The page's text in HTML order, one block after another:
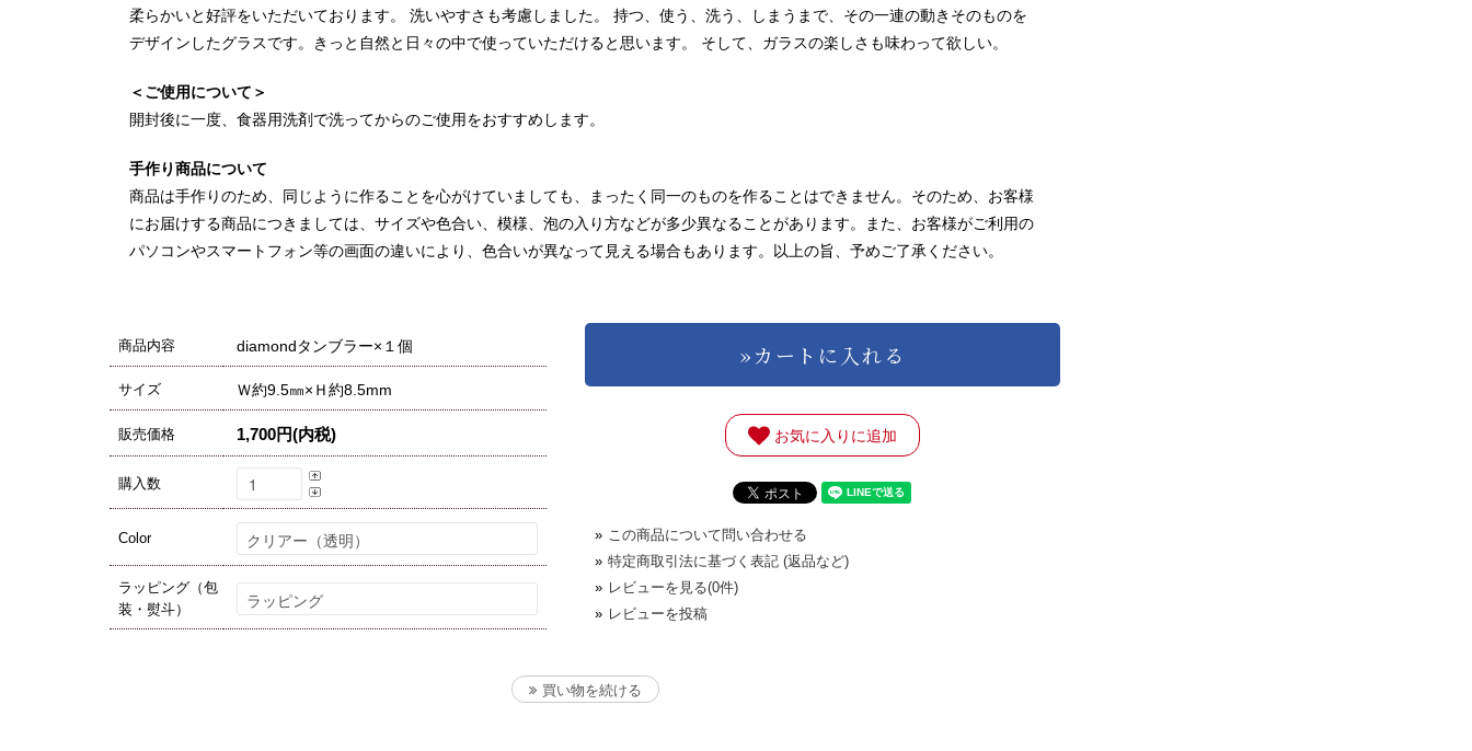
柔らかいと好評をいただいております。 洗いやすさも考慮しました。 持つ、使う、洗う、しまうまで、その一連の動きそのものを
デザインしたグラスです。きっと自然と日々の中で使っていただけると思います。 そして、ガラスの楽しさも味わって欲しい。
＜ご使用について＞
開封後に一度、食器用洗剤で洗ってからのご使用をおすすめします。
手作り商品について
商品は手作りのため、同じように作ることを心がけていましても、まったく同一のものを作ることはできません。そのため、お客様
にお届けする商品につきましては、サイズや色合い、模様、泡の入り方などが多少異なることがあります。また、お客様がご利用の
パソコンやスマートフォン等の画面の違いにより、色合いが異なって見える場合もあります。以上の旨、予めご了承ください。
商品内容 diamondタンブラー×１個
サイズ Ｗ約9.5㎜×Ｈ約8.5mm
販売価格 1,700円(内税)
購入数
Color
ラッピング（包
装・熨斗）
お気に入りに追加
» この商品について問い合わせる
» 特定商取引法に基づく表記 (返品など)
» レビューを見る(0件)
» レビューを投稿
買い物を続ける